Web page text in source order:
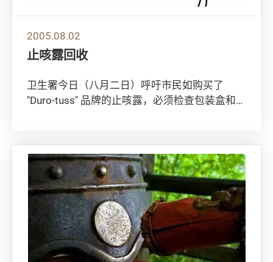
2005.08.02
止咳露回收
卫生署今日（八月二日）呼吁市民如购买了
"Duro-tuss" 品牌的止咳露，必须检查包装盒和樽